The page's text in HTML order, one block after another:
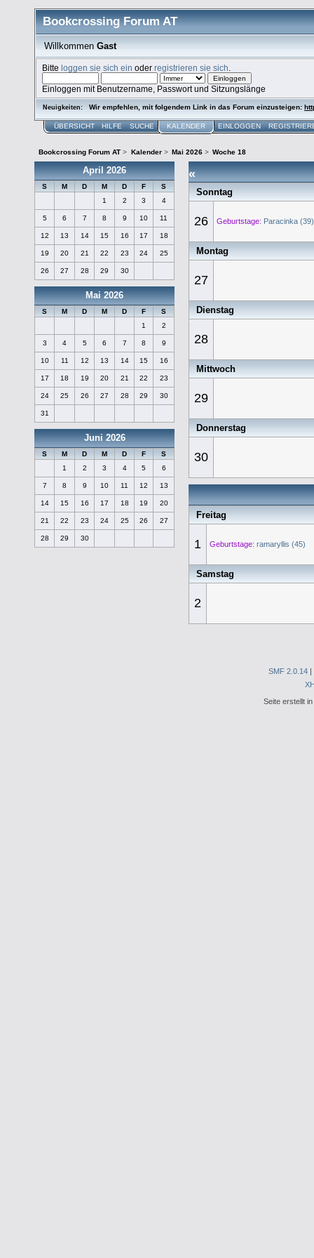
Bookcrossing Forum AT
Willkommen Gast
Bitteloggen sie sich ein oderregistrieren sie sich
Einloggen mit Benutzername, Passwort und Sitzungslänge
Neuigkeiten: Wir empfehlen, mit folgendem Link in das Forum einzusteigen:
ÜBERSICHT HILFE SUCHE KALENDER EINLOGGEN
Bookcrossing Forum AT > Kalender> Mai 2026> Woche 18
April 2026
S M D M D F
S
1
2 3 4
5 6 7 8 9 10 11
12 13 14 15 16 17 18
19 20 21 22 23 24 25
26 27 28 29 30
Mai 2026
S M D M D F
S
1
2
3 4 5 6 7 8 9
10 11 12 13 14 15 16
17 18 19 20 21 22 23
24 25 26 27 28 29 30
31
Juni 2026
S M D M D F
S
1
2 3 4 5 6
7 8 9 10 11 12 13
14 15 16 17 18 19 20
21 22 23 24 25 26 27
28 29 30
«
Sonntag
26 Geburtstage: Paracinka (39)
Montag
27
Dienstag
28
Mittwoch
29
Donnerstag
30
Freitag
1 Geburtstage: ramaryllis (45)
Samstag
2
SMF 2.0.14 |
Seite erstellt